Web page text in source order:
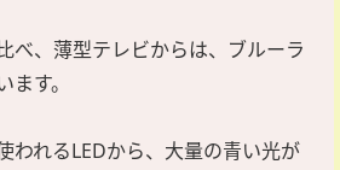
べ、薄型テレビからは、ブルーラ
す。
われるLEDから、大量の青い光が